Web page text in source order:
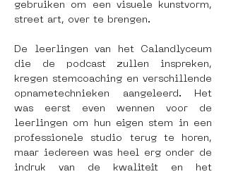
gebruiken om een visuele kunstvorm,
street art, over te brengen.
De leerlingen van het Calandlyceum
die de podcast zullen inspreken,
kregen stemcoaching en verschillende
opnametechnieken aangeleerd. Het
was eerst even wennen voor de
leerlingen om hun eigen stem in een
professionele studio terug te horen,
maar iedereen was heel erg onder de
indruk van de kwaliteit en het